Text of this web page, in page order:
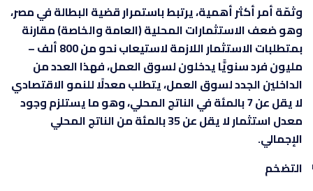
وثمّة أمر أكثر أهمية، يرتبط باستمرار قضية البطالة في مصر،
وهو ضعف الاستثمارات المحلية (العامة والخاصة) مقارنة
بمتطلبات الاستثمار اللازمة لاستيعاب نحو من 800 ألف –
مليون فرد سنويًّا يدخلون لسوق العمل، فهذا العدد من
الداخلين الجدد لسوق العمل، يتطلب معدلًا للنمو الاقتصادي
لا يقل عن 7 بالمئة في الناتج المحلي، وهو ما يستلزم وجود
معدل استثمار لا يقل عن 35 بالمئة من الناتج المحلي
الإجمالي.
التضخم